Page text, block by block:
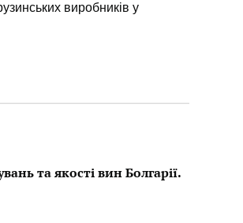
виробників у
та якості вин Болгарії.